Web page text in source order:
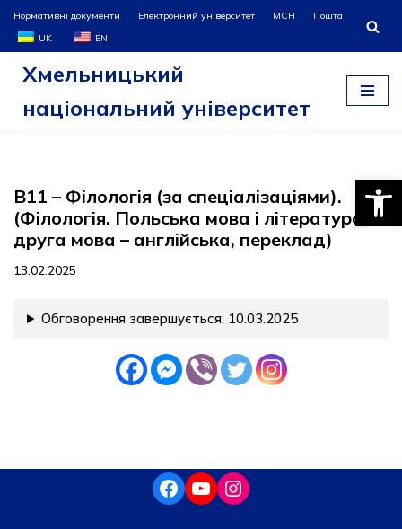
Перейти
до
Нормативні документи Електронний університет МСН
Пошта
UK
EN
Хмельницький
національний університет
В11 – Філологія (за спеціалізаціями).
(Філологія. Польська мова і література,
друга мова – англійська, переклад)
13.02.2025
Обговорення завершується: 10.03.2025